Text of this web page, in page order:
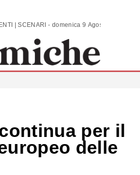
ANALISI | COMMENTI | SCENARI - domenica 9 Agosto 2026
per il
delle